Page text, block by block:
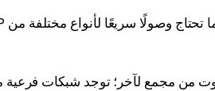
من مجمع لآخر؛ توجد شبكات فرعية